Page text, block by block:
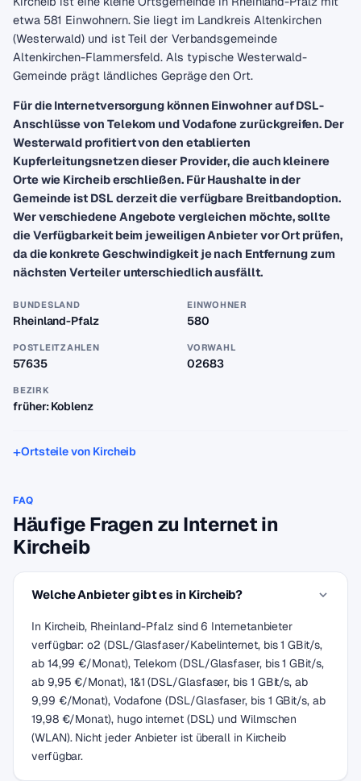
etwa 581 Einwohnern. Sie liegt im Landkreis Altenkirchen
(Westerwald) und ist Teil der Verbandsgemeinde
Altenkirchen-Flammersfeld. Als typische Westerwald-
Gemeinde prägt ländliches Gepräge den Ort.
Für die Internetversorgung können Einwohner auf DSL-
Anschlüsse von Telekom und Vodafone zurückgreifen. Der
Westerwald profitiert von den etablierten
Kupferleitungsnetzen dieser Provider, die auch kleinere
Orte wie Kircheib erschließen. Für Haushalte in der
Gemeinde ist DSL derzeit die verfügbare Breitbandoption.
Wer verschiedene Angebote vergleichen möchte, sollte
die Verfügbarkeit beim jeweiligen Anbieter vor Ort prüfen,
da die konkrete Geschwindigkeit je nach Entfernung zum
nächsten Verteiler unterschiedlich ausfällt.
BUNDESLAND
Rheinland-Pfalz
EINWOHNER
580
POSTLEITZAHLEN
57635
VORWAHL
02683
BEZIRK
früher: Koblenz
Ortsteile von Kircheib
FAQ
Häufige Fragen zu Internet in
Kircheib
Welche Anbieter gibt es in Kircheib?
In Kircheib, Rheinland-Pfalz sind 6 Internetanbieter
verfügbar: o2 (DSL/Glasfaser/Kabelinternet, bis 1 GBit/s,
ab 14,99 €/Monat), Telekom (DSL/Glasfaser, bis 1 GBit/s,
ab 9,95 €/Monat), 1&1 (DSL/Glasfaser, bis 1 GBit/s, ab
9,99 €/Monat), Vodafone (DSL/Glasfaser, bis 1 GBit/s, ab
19,98 €/Monat), hugo internet (DSL) und Wilmschen
(WLAN). Nicht jeder Anbieter ist überall in Kircheib
verfügbar.